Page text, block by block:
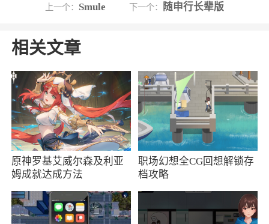
1、一般的滤镜，贴图什么的都弱爆了；虽然
很容易的操作，能按照自己的创意为自己的照片
增添艺术气息
2、操作便捷，变换风格就是这么简单
上一个： Smule 下一个： 随申行长辈版
相关文章
原神罗基艾威尔森及利亚
姆成就达成方法
职场幻想全CG回想解锁存
档攻略